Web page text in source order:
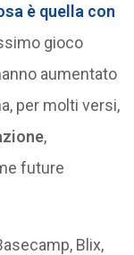
è quella con
gioco
aumentato
per molti versi,
,
future
Blix,